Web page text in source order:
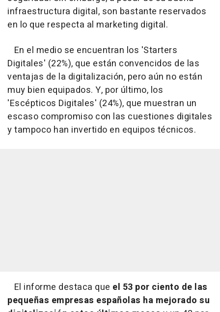
infraestructura digital, son bastante reservados
en lo que respecta al marketing digital.
En el medio se encuentran los 'Starters
Digitales' (22%), que están convencidos de las
ventajas de la digitalización, pero aún no están
muy bien equipados. Y, por último, los
'Escépticos Digitales' (24%), que muestran un
escaso compromiso con las cuestiones digitales
y tampoco han invertido en equipos técnicos.
El informe destaca que el 53 por ciento de las
pequeñas empresas españolas ha mejorado su